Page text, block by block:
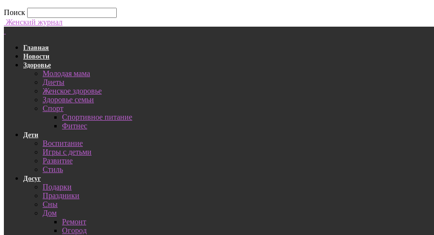
Поиск
Женский журнал
Главная
Новости
Здоровье
Молодая мама
Диеты
Женское здоровье
Здоровье семьи
Спорт
Спортивное питание
Фитнес
Дети
Воспитание
Игры с детьми
Развитие
Стиль
Досуг
Подарки
Праздники
Сны
Дом
Ремонт
Огород